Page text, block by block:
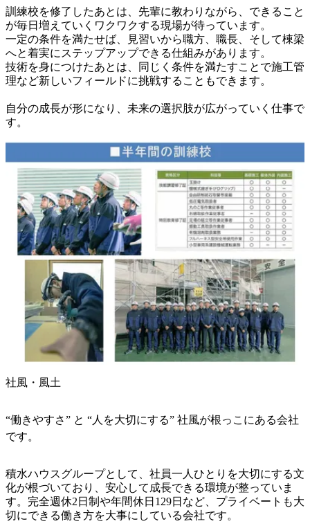
訓練校を修了したあとは、先輩に教わりながら、できること
が毎日増えていくワクワクする現場が待っています。
一定の条件を満たせば、見習いから職方、職長、そして棟梁
へと着実にステップアップできる仕組みがあります。
技術を身につけたあとは、同じく条件を満たすことで施工管
理など新しいフィールドに挑戦することもできます。
自分の成長が形になり、未来の選択肢が広がっていく仕事で
す。
社風・風土
“働きやすさ” と “人を大切にする” 社風が根っこにある会社
です。
積水ハウスグループとして、社員一人ひとりを大切にする文
化が根づいており、安心して成長できる環境が整っていま
す。完全週休2日制や年間休日129日など、プライベートも大
切にできる働き方を大事にしている会社です。